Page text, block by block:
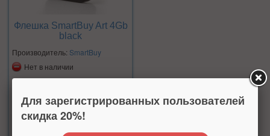
Флешка SmartBuy Art 4Gb
black
Производитель: SmartBuy
Нет в наличии
Цена:
Для зарегистрированных пользователей
скидка 20%!